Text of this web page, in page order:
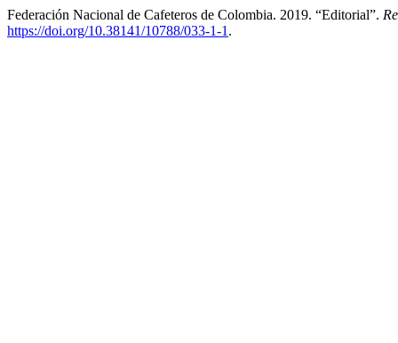
Federación Nacional de Cafeteros de Colombia. 2019. “Editorial”.
https://doi.org/10.38141/10788/033-1-1 .